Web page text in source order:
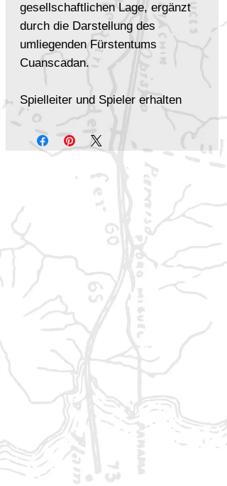
gesellschaftlichen Lage, ergänzt
durch die Darstellung des
umliegenden Fürstentums
Cuanscadan.
Spielleiter und Spieler erhalten
detaillierte Informationen zu
Gilden, Geheimbünden,
einflussreichen Bürgern sowie zu
den Festtagen der Stadt. Die
traditionsreiche Bardenschule der
Drachengesänge und der Silberne
Turm des Erzmagiers Ultan sind
ebenso Teil der Darstellung wie
eine farbige Karte des
Fürstentums. Darüber hinaus
bietet der Band einen
umfassenden Überblick über die
erainnische Kultur: Städte, Sippen
und Familienstrukturen,
Rechtssystem, Wirtschaftsweise,
Grüne Magie und Gelehrsamkeit
werden anschaulich vorgestellt.
Ein unverzichtbares Werk für alle,
die in die faszinierende Welt